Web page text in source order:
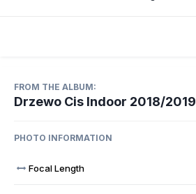
FROM THE ALBUM:
Drzewo Cis Indoor 2018/2019
PHOTO INFORMATION
Focal Length